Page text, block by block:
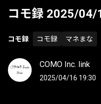
コモ録 2025/04/
コモ録 コモ録 マネまな
COMO Inc. link
2025/04/16 19:30